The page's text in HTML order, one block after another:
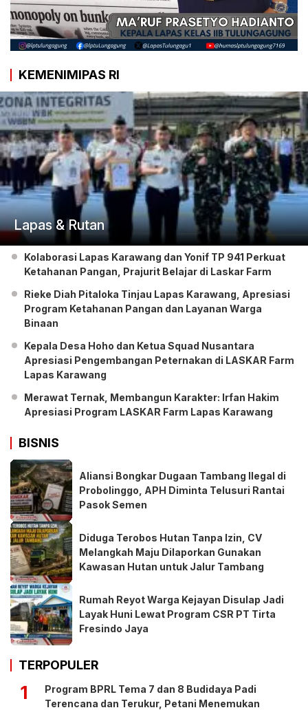
KEMENIMIPAS RI
Lapas & Rutan
Kolaborasi Lapas Karawang dan Yonif TP 941 Perkuat
Ketahanan Pangan, Prajurit Belajar di Laskar Farm
Rieke Diah Pitaloka Tinjau Lapas Karawang, Apresiasi
Program Ketahanan Pangan dan Layanan Warga
Binaan
Kepala Desa Hoho dan Ketua Squad Nusantara
Apresiasi Pengembangan Peternakan di LASKAR Farm
Lapas Karawang
Merawat Ternak, Membangun Karakter: Irfan Hakim
Apresiasi Program LASKAR Farm Lapas Karawang
BISNIS
Aliansi Bongkar Dugaan Tambang Ilegal di
Probolinggo, APH Diminta Telusuri Rantai
Pasok Semen
Diduga Terobos Hutan Tanpa Izin, CV
Melangkah Maju Dilaporkan Gunakan
Kawasan Hutan untuk Jalur Tambang
Rumah Reyot Warga Kejayan Disulap Jadi
Layak Huni Lewat Program CSR PT Tirta
Fresindo Jaya
TERPOPULER
1
Program BPRL Tema 7 dan 8 Budidaya Padi
Terencana dan Terukur, Petani Menemukan